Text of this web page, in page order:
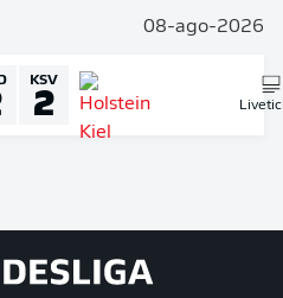
08-ago-2026
KSV
2